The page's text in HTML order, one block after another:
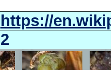
https://
2